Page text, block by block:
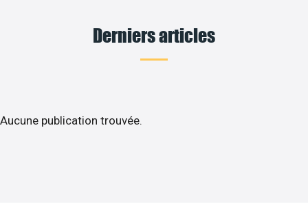
Derniers articles
Aucune publication trouvée.